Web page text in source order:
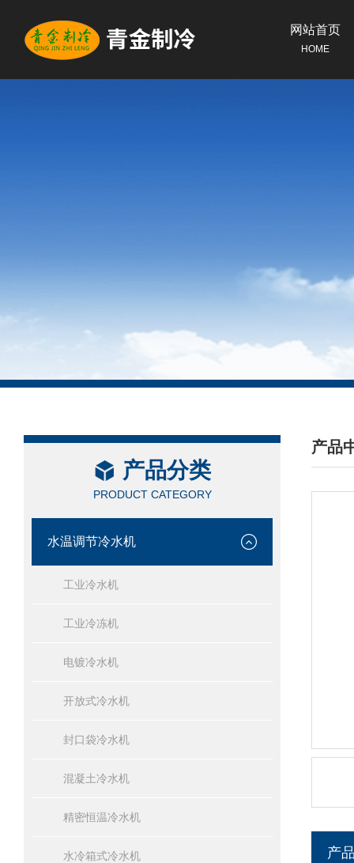
网站首页
HOME
产品分类
PRODUCT CATEGORY
水温调节冷水机
工业冷水机
工业冷冻机
电镀冷水机
开放式冷水机
封口袋冷水机
混凝土冷水机
精密恒温冷水机
水冷箱式冷水机
产品
/
产